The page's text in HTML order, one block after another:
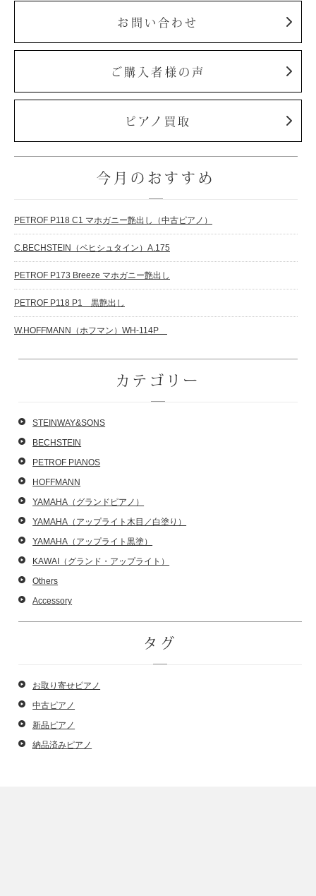
お問い合わせ
ご購入者様の声
ピアノ買取
今月のおすすめ
PETROF P118 C1 マホガニー艶出し（中古ピアノ）
C.BECHSTEIN（ベヒシュタイン）A.175
PETROF P173 Breeze マホガニー艶出し
PETROF P118 P1 黒艶出し
W.HOFFMANN（ホフマン）WH-114P
カテゴリー
STEINWAY&SONS
BECHSTEIN
PETROF PIANOS
HOFFMANN
YAMAHA（グランドピアノ）
YAMAHA（アップライト木目／白塗り）
YAMAHA（アップライト黒塗）
KAWAI（グランド・アップライト）
Others
Accessory
タグ
お取り寄せピアノ
中古ピアノ
新品ピアノ
納品済みピアノ